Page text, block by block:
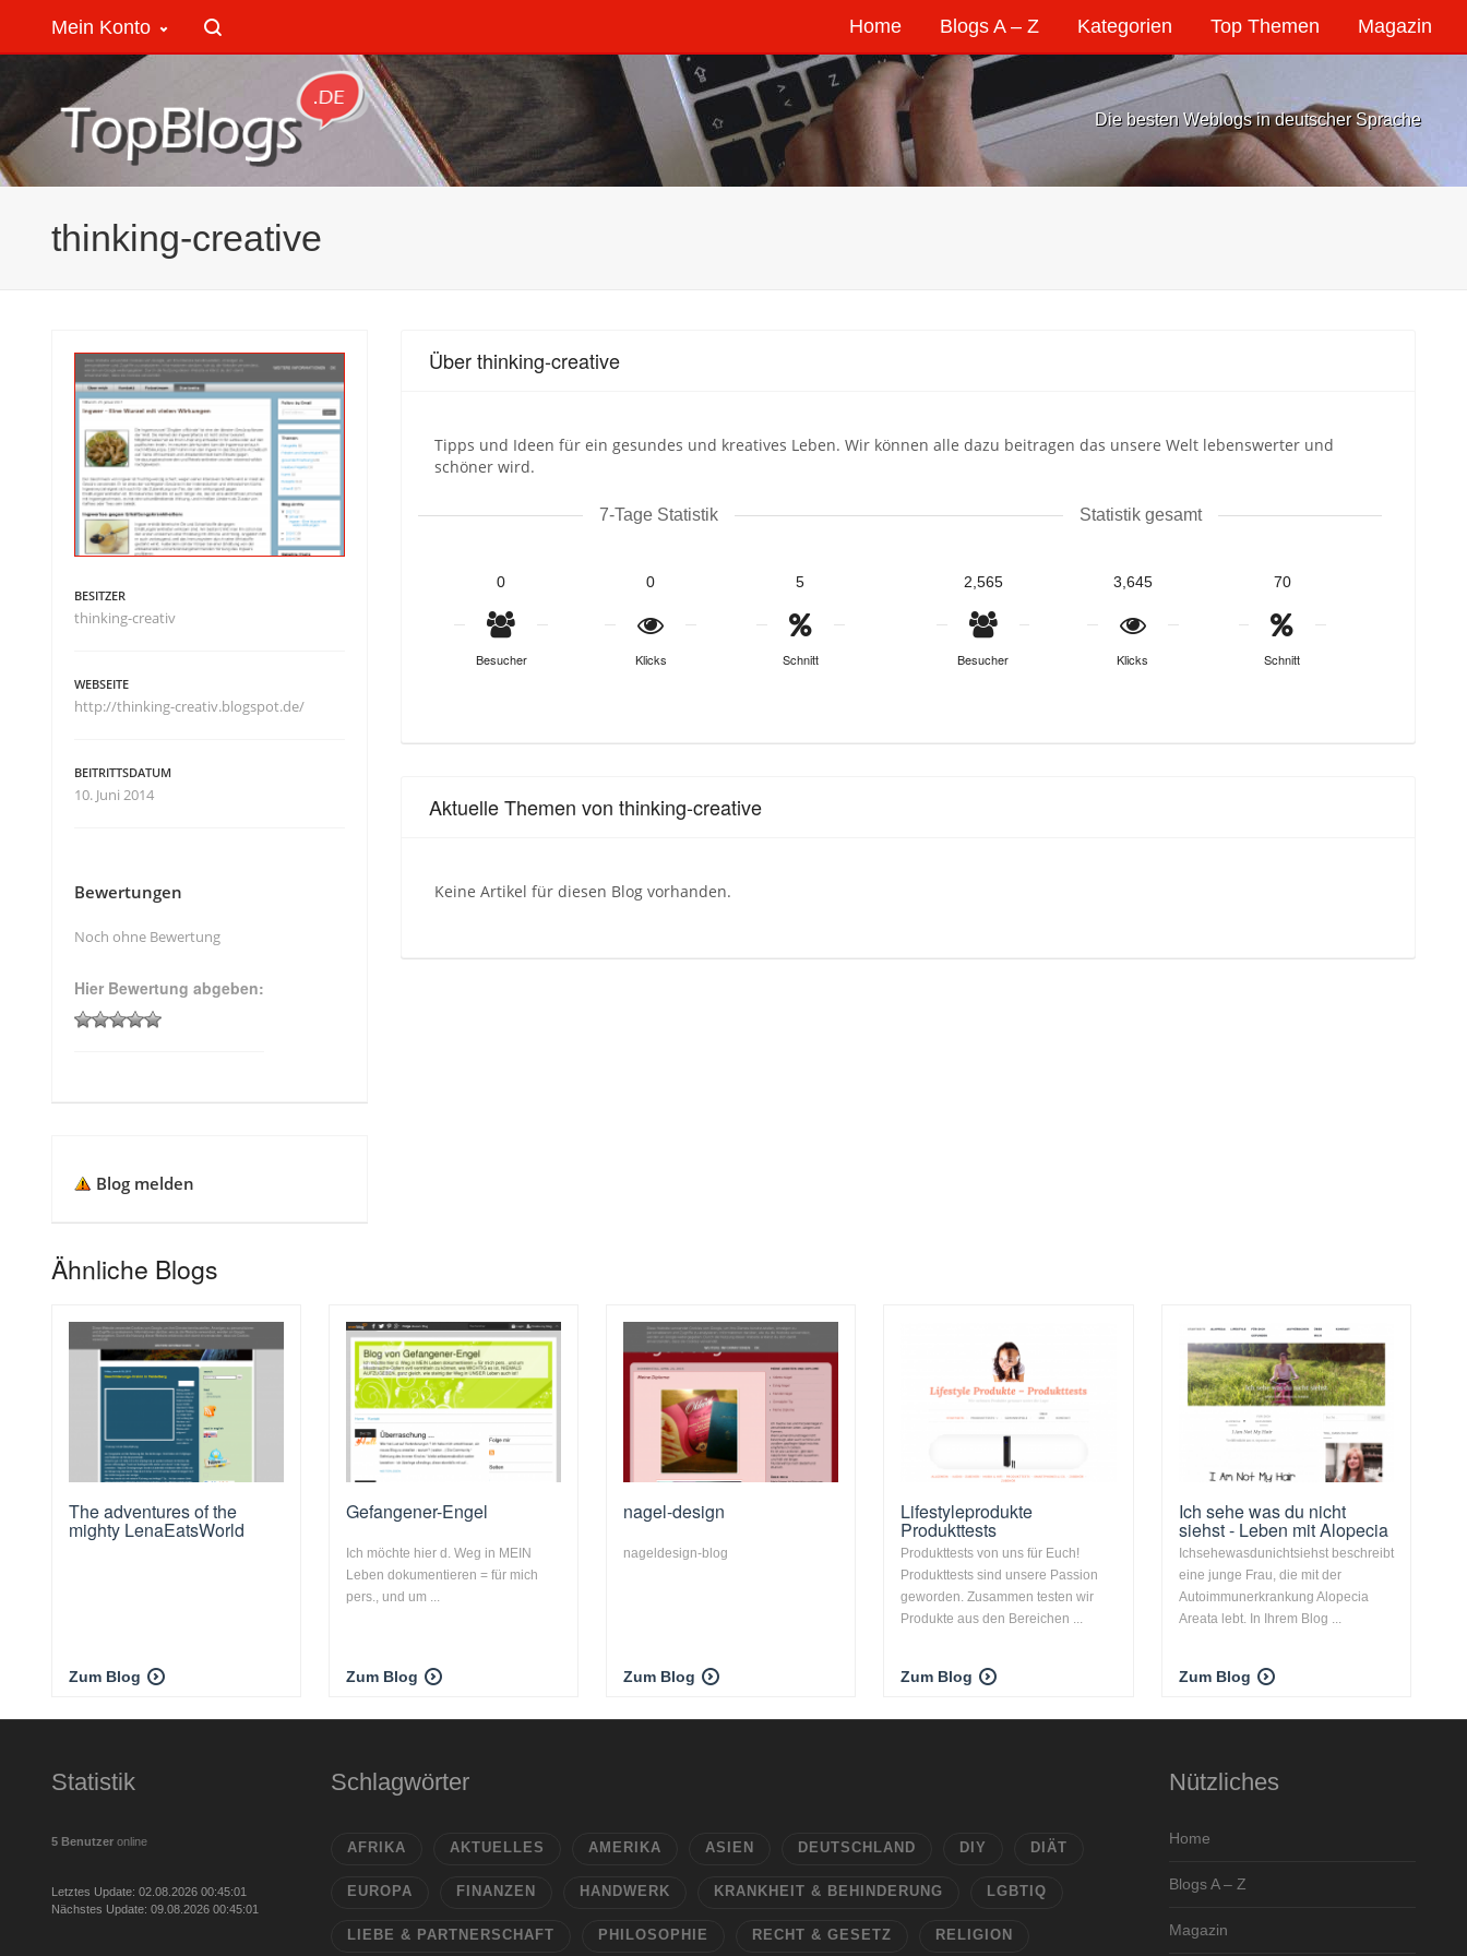
Home Blogs A – Z Kategorien Top Themen Magazin
Mein Konto
Die besten Weblogs in deutscher Sprache
thinking-creative
Über thinking-creative
Tipps und Ideen für ein gesundes und kreatives Leben. Wir können alle dazu beitragen das unsere Welt lebenswerter und
schöner wird.
7-Tage Statistik
0
Besucher
0
Klicks
5
Schnitt
Statistik gesamt
2,565
Besucher
3,645
Klicks
70
Schnitt
Aktuelle Themen von thinking-creative
Keine Artikel für diesen Blog vorhanden.
BESITZER
thinking-creativ
WEBSEITE
http://thinking-creativ.blogspot.de/
BEITRITTSDATUM
10. Juni 2014
Bewertungen
Noch ohne Bewertung
Hier Bewertung abgeben:
Blog melden
Ähnliche Blogs
The adventures of the
mighty LenaEatsWorld
Zum Blog
Gefangener-Engel
Ich möchte hier d. Weg in MEIN
Leben dokumentieren = für mich
pers., und um ...
Zum Blog
nagel-design
nageldesign-blog
Zum Blog
Lifestyleprodukte
Produkttests
Produkttests von uns für Euch!
Produkttests sind unsere Passion
geworden. Zusammen testen wir
Produkte aus den Bereichen ...
Zum Blog
Ich sehe was du nicht
siehst - Leben mit Alopecia
Ichsehewasdunichtsiehst beschreibt
eine junge Frau, die mit der
Autoimmunerkrankung Alopecia
Areata lebt. In Ihrem Blog ...
Zum Blog
Statistik
5 Benutzer online
Letztes Update: 02.08.2026 00:45:01
Nächstes Update: 09.08.2026 00:45:01
Schlagwörter
AFRIKA AKTUELLES AMERIKA ASIEN DEUTSCHLAND DIY DIÄT
EUROPA FINANZEN HANDWERK KRANKHEIT & BEHINDERUNG LGBTIQ
LIEBE & PARTNERSCHAFT PHILOSOPHIE RECHT & GESETZ RELIGION
Nützliches
Home
Blogs A – Z
Magazin